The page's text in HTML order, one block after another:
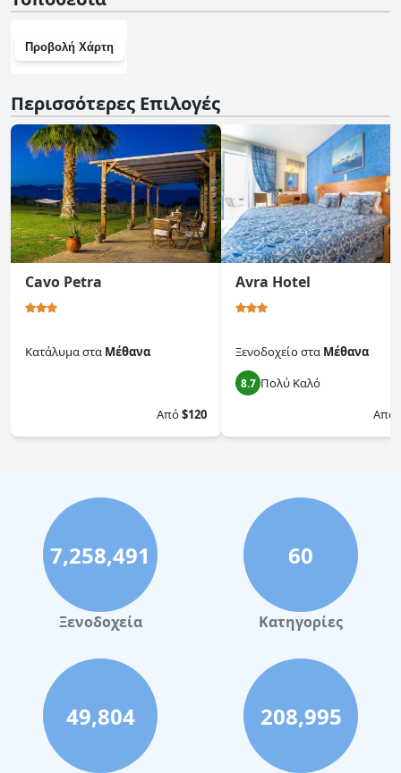
Προβολή Χάρτη
Περισσότερες Επιλογές
Cavo Petra
Κατάλυμαστα Μέθανα
Από$120
Avra Hotel
Ξενοδοχείοστα Μέθανα
8.7 Πολύ Καλό
Από
7,258,491
Ξενοδοχεία
60
Κατηγορίες
49,804 208,995